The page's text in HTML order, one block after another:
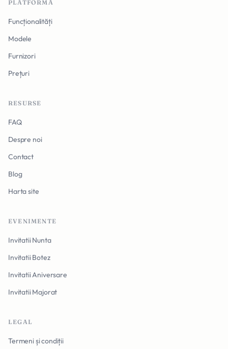
PLATFORMĂ
Funcționalități
Modele
Furnizori
Prețuri
RESURSE
FAQ
Despre noi
Contact
Blog
Harta site
EVENIMENTE
Invitatii Nunta
Invitatii Botez
Invitatii Aniversare
Invitatii Majorat
LEGAL
Termeni și condiții